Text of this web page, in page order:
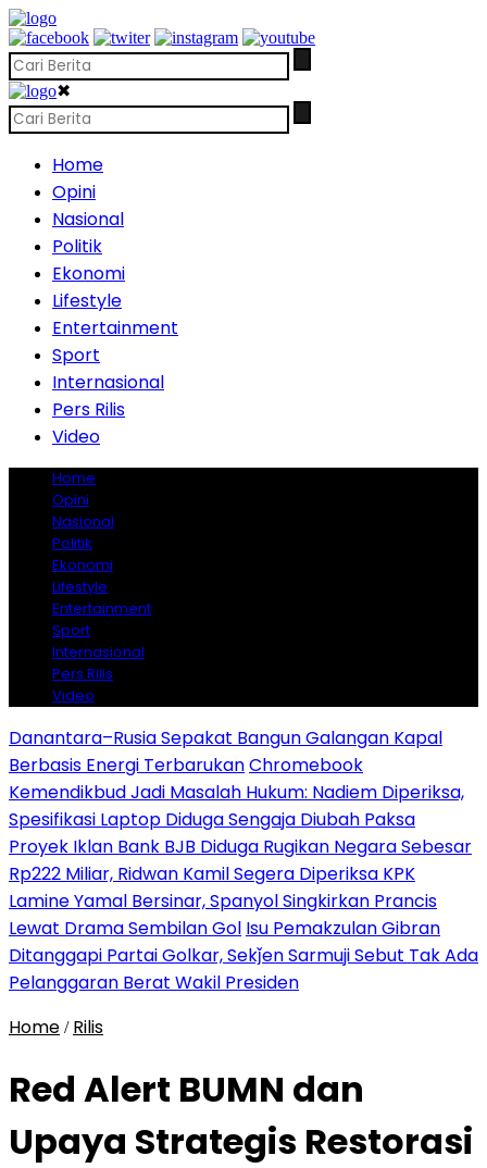
✖
Home
Opini
Nasional
Politik
Ekonomi
Lifestyle
Entertainment
Sport
Internasional
Pers Rilis
Video
Home
Opini
Nasional
Politik
Ekonomi
Lifestyle
Entertainment
Sport
Internasional
Pers Rilis
Video
Danantara–Rusia Sepakat Bangun Galangan Kapal
Berbasis Energi TerbarukanChromebook
Kemendikbud Jadi Masalah Hukum: Nadiem Diperiksa,
Spesifikasi Laptop Diduga Sengaja Diubah Paksa
Proyek Iklan Bank BJB Diduga Rugikan Negara Sebesar
Rp222 Miliar, Ridwan Kamil Segera Diperiksa KPK
Lamine Yamal Bersinar, Spanyol Singkirkan Prancis
Lewat Drama Sembilan Gol Isu Pemakzulan Gibran
Ditanggapi Partai Golkar, Sekǰen Sarmuji Sebut Tak Ada
Pelanggaran Berat Wakil Presiden
Home / Rilis
Red Alert BUMN dan
Upaya Strategis Restorasi